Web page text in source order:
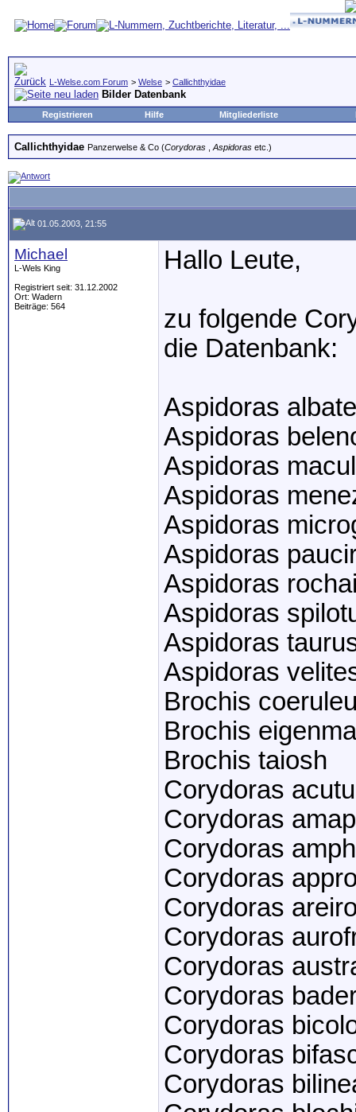
L-Welse.com Forum > Welse > Callichthyidae
Bilder Datenbank
Registrieren Hilfe Mitgliederliste
Callichthyidae Panzerwelse & Co (Corydoras Aspidoras etc.)
01.05.2003, 21:55
Michael
L-Wels King
Registriert seit: 31.12.2002
Ort: Wadern
Beiträge: 564
Hallo Leute,
zu folgende
die Datenbank:
Aspidoras
Aspidoras
Aspidoras
Aspidoras
Aspidoras
Aspidoras
Aspidoras
Aspidoras
Aspidoras
Aspidoras
Brochis
Brochis
Brochis taiosh
Corydoras
Corydoras
Corydoras
Corydoras
Corydoras
Corydoras
Corydoras
Corydoras
Corydoras
Corydoras
Corydoras